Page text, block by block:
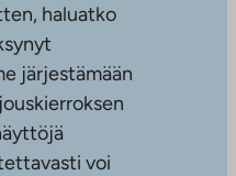
haluatko
järjestämään
voi